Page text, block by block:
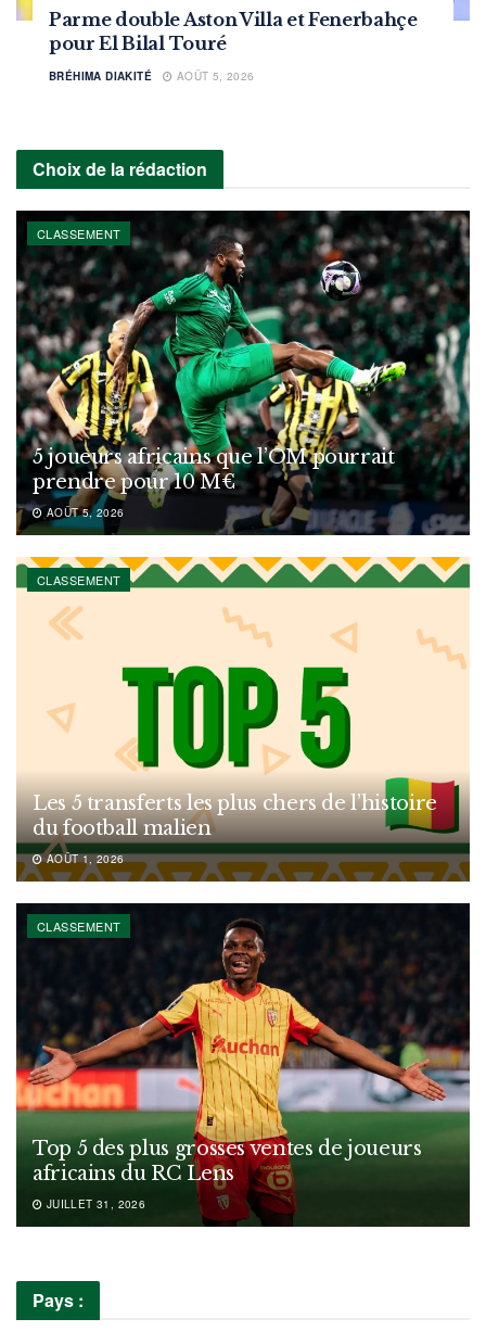
Parme double Aston Villa et Fenerbahçe
pour El Bilal Touré
BRÉHIMA DIAKITÉ AOÛT 5, 2026
Choix de la rédaction
CLASSEMENT
5 joueurs africains que l’OM pourrait
prendre pour 10 M€
AOÛT 5, 2026
CLASSEMENT
Les 5 transferts les plus chers de l’histoire
du football malien
AOÛT 1, 2026
CLASSEMENT
Top 5 des plus grosses ventes de joueurs
africains du RC Lens
JUILLET 31, 2026
Pays :